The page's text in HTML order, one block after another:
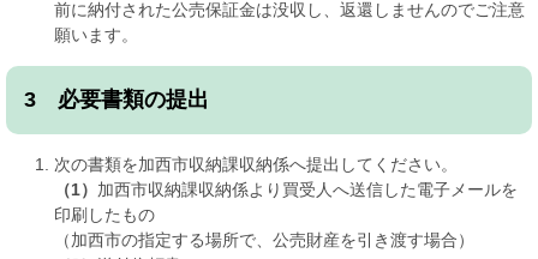
前に納付された公売保証金は没収し、返還しませんのでご注意
願います。
3 必要書類の提出
次の書類を加西市収納課収納係へ提出してください。
（1） 加西市収納課収納係より買受人へ送信した電子メールを
印刷したもの
（加西市の指定する場所で、公売財産を引き渡す場合）